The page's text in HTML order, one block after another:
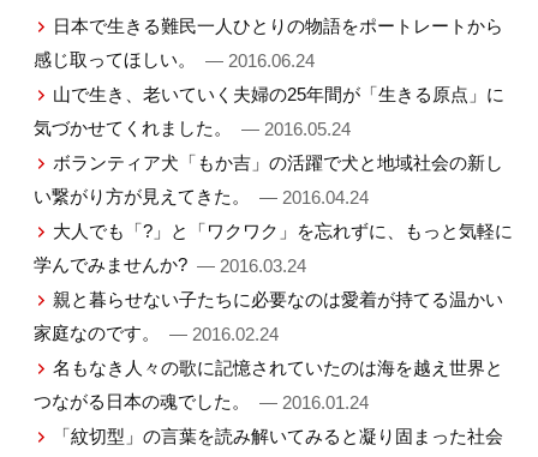
日本で生きる難民一人ひとりの物語をポートレートから
感じ取ってほしい。
— 2016.06.24
山で生き、老いていく夫婦の25年間が「生きる原点」に
気づかせてくれました。
— 2016.05.24
ボランティア犬「もか吉」の活躍で犬と地域社会の新し
い繋がり方が見えてきた。
— 2016.04.24
大人でも「?」と「ワクワク」を忘れずに、もっと気軽に
学んでみませんか? — 2016.03.24
親と暮らせない子たちに必要なのは愛着が持てる温かい
家庭なのです。
— 2016.02.24
名もなき人々の歌に記憶されていたのは海を越え世界と
つながる日本の魂でした。
— 2016.01.24
「紋切型」の言葉を読み解いてみると凝り固まった社会